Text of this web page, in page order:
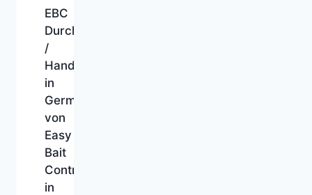
EBC
Durchlaufblinker
/
Handmade
in
Germany
von
Easy
Bait
Control
in